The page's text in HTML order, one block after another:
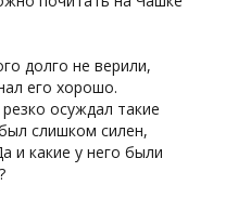
долго не верили,
его хорошо.
осуждал такие
слишком силен,
и какие у него были